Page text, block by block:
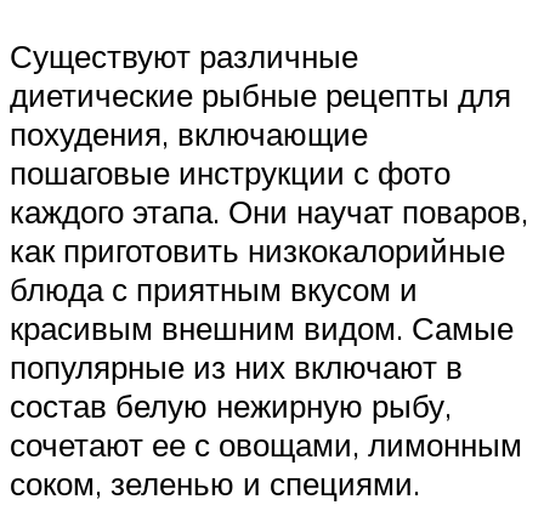
Существуют различные
диетические рыбные рецепты для
похудения, включающие
пошаговые инструкции с фото
каждого этапа. Они научат поваров,
как приготовить низкокалорийные
блюда с приятным вкусом и
красивым внешним видом. Самые
популярные из них включают в
состав белую нежирную рыбу,
сочетают ее с овощами, лимонным
соком, зеленью и специями.